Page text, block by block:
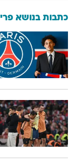
כתבות בנושא